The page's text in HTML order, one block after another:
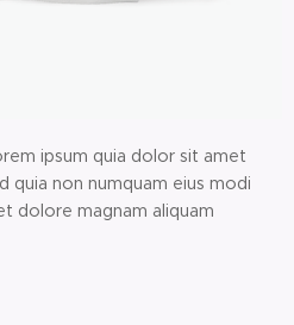
ipsum quia dolor sit amet
quia non numquam eius modi
dolore magnam aliquam